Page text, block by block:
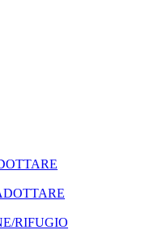
RIFUGIO